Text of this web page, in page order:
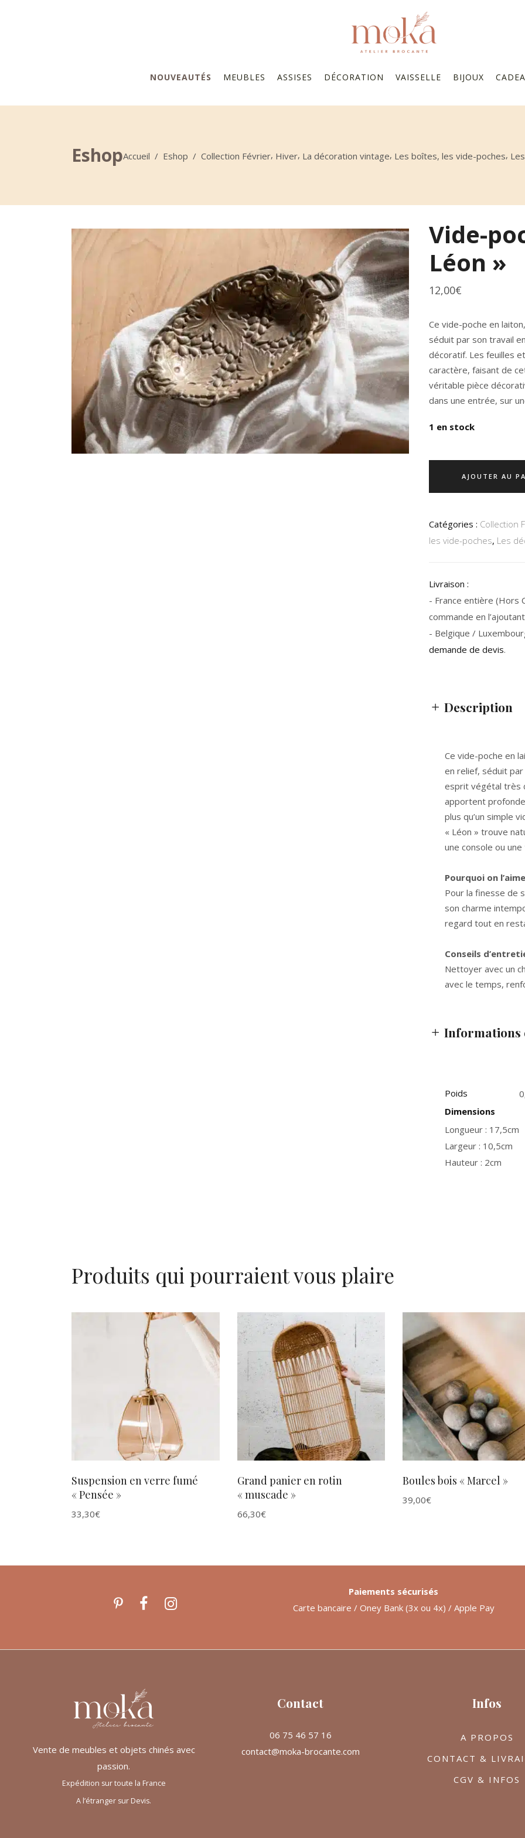
NOUVEAUTÉS MEUBLES ASSISES DÉCORATION VAISSELLE BIJOUX
EshopAccueil / Eshop / Collection Février, Hiver, La décoration vintage, Les boîtes, les vide-poches,
Vide-
Léon »
12,00€
Ce vide-poche en
séduit par son travail
décoratif. Les feuilles
caractère, faisant de
véritable pièce
dans une entrée, sur
1 en stock
AJOUTER AU
Catégories : Collection
les vide-poches, Les
Livraison :
- France entière (Hors
commande en
- Belgique /
demande de devis.
Description
Ce vide-poche en
en relief, séduit
esprit végétal très
apportent
plus qu’un simple
« Léon » trouve
une console ou
Pourquoi on l’aime
Pour la finesse de
son charme
regard tout en
Conseils
Nettoyer avec un
avec le temps,
Informations
Poids
Dimensions
Longueur : 17,5cm
Largeur : 10,5cm
Hauteur : 2cm
Produits qui pourraient vous plaire
AJOUTER AU PANIER
Suspension en verre fumé
« Pensée »
33,30€
AJOUTER AU PANIER
Grand panier en rotin
« muscade »
66,30€
AJOUTER AU PANIER
Boules bois « Marcel »
39,00€
Vente de meubles et objets chinés avec
passion.
Expédition sur toute la France
A l’étranger sur Devis.
Contact
06 75 46 57 16
contact@moka-brocante.com
Infos
A PROPOS
CONTACT &
CGV & INFOS
Paiements sécurisés
Carte bancaire / Oney Bank (3x ou 4x) / Apple Pay